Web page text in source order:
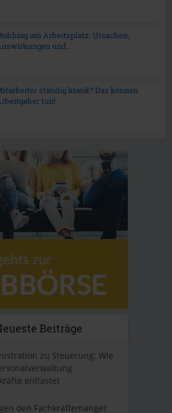
am Arbeitsplatz: Ursachen,
und...
ständig krank? Das können
tun!
Beiträge
zu Steuerung: Wie
entlastet
den Fachkräftemangel: